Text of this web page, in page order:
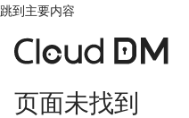
跳到主要内容
页面未找到